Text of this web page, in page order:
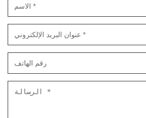
دون التأثير على تداول الهواء.
مجالات التطبيق
للنوافذ والمداخل لمنع دخول الحشرات
مع الحفاظ على تهوية جيدة.